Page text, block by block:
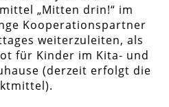
„Mitten drin!“ im
Kooperationspartner
weiterzuleiten, als
für Kinder im Kita- und
(derzeit erfolgt die